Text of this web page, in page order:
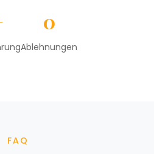
0
Ablehnungen
FAQ